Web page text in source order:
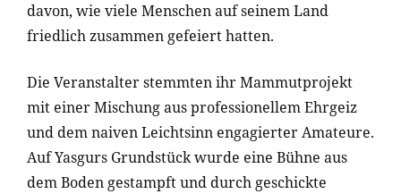
davon, wie viele Menschen auf seinem Land
friedlich zusammen gefeiert hatten.
Die Veranstalter stemmten ihr Mammutprojekt
mit einer Mischung aus professionellem Ehrgeiz
und dem naiven Leichtsinn engagierter Amateure.
Auf Yasgurs Grundstück wurde eine Bühne aus
dem Boden gestampft und durch geschickte